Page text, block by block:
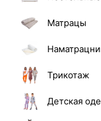
Матрацы
Трикотаж
Детская